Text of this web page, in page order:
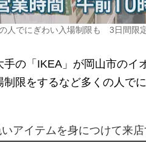
人でにぎわい入場制限も 3日間限
の「IKEA」が岡山市のイ
限をするなど多くの人で
いアイテムを身につけて来